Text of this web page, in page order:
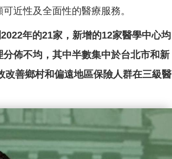
近性及全面性的醫療服務。
年的21家，新增的12家醫學中心均
佈不均，其中半數集中於台北市和新
善鄉村和偏遠地區保險人群在三級醫